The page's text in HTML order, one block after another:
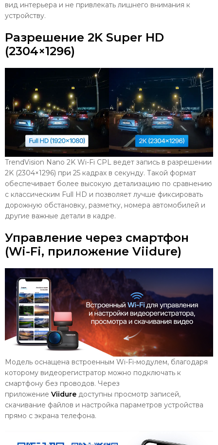
вид интерьера и не привлекать лишнего внимания к
устройству.
Разрешение 2K Super HD
(2304×1296)
TrendVision Nano 2K Wi-Fi CPL ведет запись в разрешении
2K (2304×1296) при 25 кадрах в секунду. Такой формат
обеспечивает более высокую детализацию по сравнению
с классическим Full HD и позволяет лучше фиксировать
дорожную обстановку, разметку, номера автомобилей и
другие важные детали в кадре.
Управление через смартфон
(Wi-Fi, приложение Viidure)
Модель оснащена встроенным Wi-Fi-модулем, благодаря
которому видеорегистратор можно подключать к
смартфону без проводов. Через
приложение Viidure доступны просмотр записей,
скачивание файлов и настройка параметров устройства
прямо с экрана телефона.